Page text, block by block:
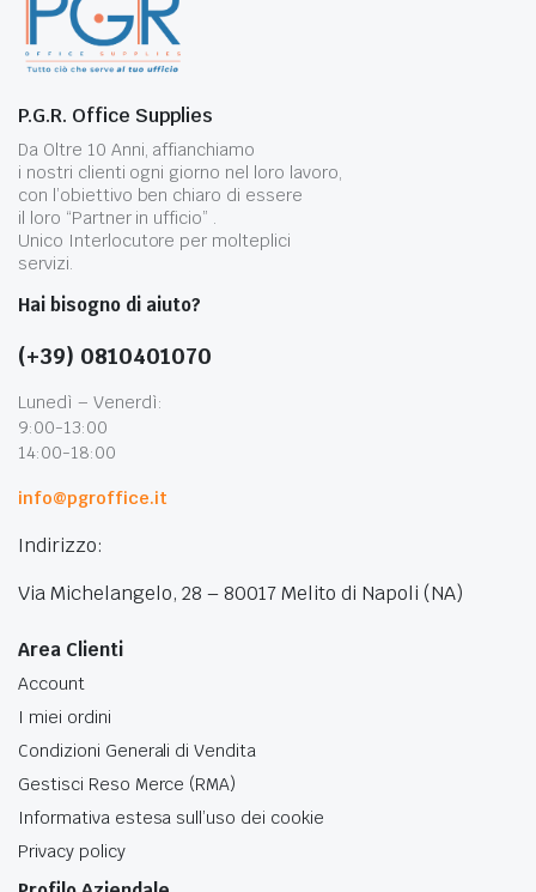
P.G.R. Office Supplies
Da Oltre 10 Anni, affianchiamo
i nostri clienti ogni giorno nel loro lavoro,
con l’obiettivo ben chiaro di essere
il loro “Partner in ufficio” .
Unico Interlocutore per molteplici
servizi.
Hai bisogno di aiuto?
(+39) 0810401070
Lunedì – Venerdì:
9:00-13:00
14:00-18:00
info@pgroffice.it
Indirizzo:
Via Michelangelo, 28 – 80017 Melito di Napoli (NA)
Area Clienti
Account
I miei ordini
Condizioni Generali di Vendita
Gestisci Reso Merce (RMA)
Informativa estesa sull’uso dei cookie
Privacy policy